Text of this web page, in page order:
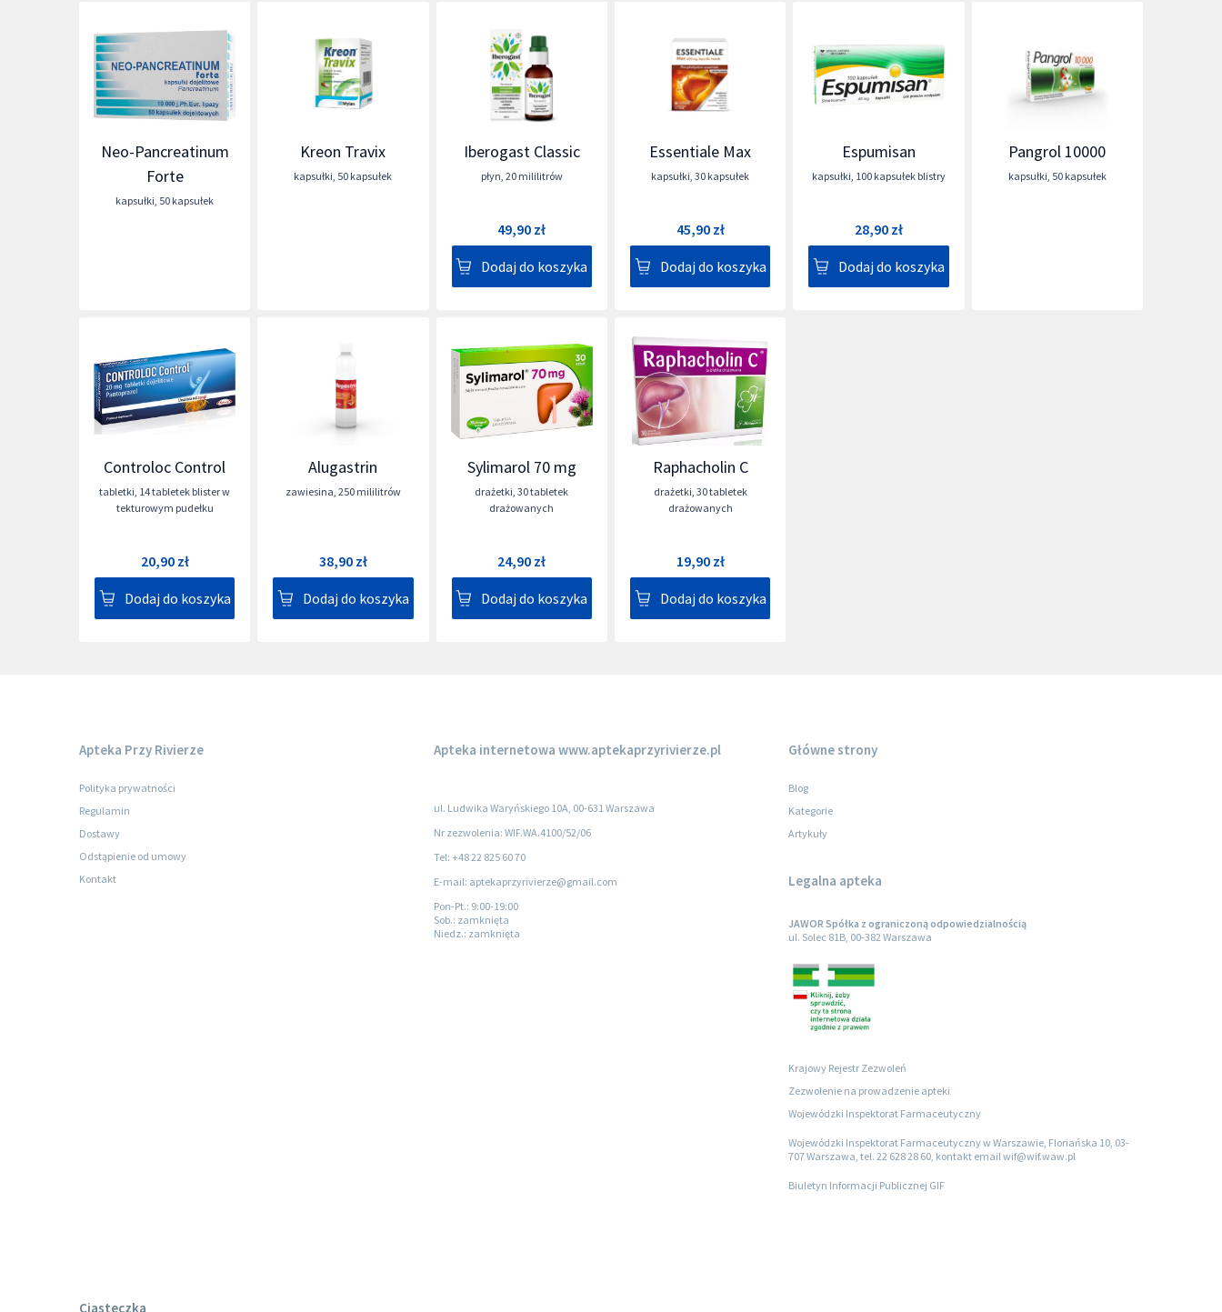
Neo-Pancreatinum
Forte
kapsułki 50 kapsułek
Kreon Travix
kapsułki 50 kapsułek
Iberogast Classic
płyn 20 mililitrów
49,90 zł
Dodaj do koszyka
Essentiale Max
kapsułki ,30 kapsułek
45,90 zł
Dodaj do koszyka
Espumisan
kapsułki 100 kapsułek blistry
28,90 zł
Dodaj do koszyka
Pangrol 10000
kapsułki 50 kapsułek
Controloc Control
tabletki 14 tabletek blister w
tekturowym pudełku
20,90 zł
Dodaj do koszyka
Alugastrin
zawiesina 250 mililitrów
38,90 zł
Dodaj do koszyka
Sylimarol 70 mg
drażetki ,30 tabletek
drażowanych
24,90 zł
Dodaj do koszyka
Raphacholin C
drażetki 30 tabletek
drażowanych
19,90 zł
Dodaj do koszyka
Apteka Przy Rivierze
Polityka prywatności
Regulamin
Dostawy
Odstąpienie od umowy
Kontakt
Apteka internetowa www.aptekaprzyrivierze.pl
ul. Ludwika Waryńskiego 10A, 00-631 Warszawa
Nr zezwolenia: WIF.WA.4100/52/06
Tel: +48 22 825 60 70
E-mail: aptekaprzyrivierze@gmail.com
Pon-Pt.: 9:00-19:00
Sob.: zamknięta
Niedz.: zamknięta
Główne strony
Blog
Kategorie
Artykuły
Legalna apteka
JAWOR Spółka z ograniczoną odpowiedzialnością
ul. Solec 81B, 00-382 Warszawa
Krajowy Rejestr Zezwoleń
Zezwolenie na prowadzenie apteki
Wojewódzki Inspektorat Farmaceutyczny
Wojewódzki Inspektorat Farmaceutyczny w Warszawie, Floriańska 10, 03-
707 Warszawa, tel. 22 628 28 60, kontakt email wif@wif.waw.pl
Biuletyn Informacji Publicznej GIF
Ciasteczka